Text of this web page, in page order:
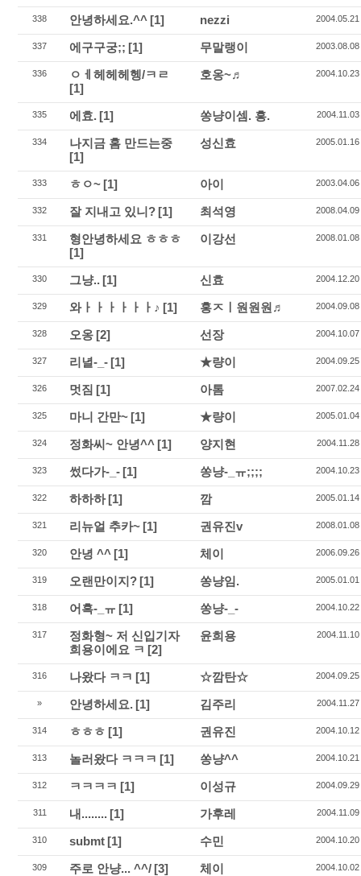
338 안녕하세요.^^ [1] nezzi 2004.05.21
337 에구구궁;; [1] 무말랭이 2003.08.08
336
ㅇㅔ헤헤헤헹/ㅋㄹ
[1]
호옹~♬ 2004.10.23
335 에효. [1] 쏭냥이셈. 흥. 2004.11.03
334
나지금 홈 만드는중
[1]
성신효 2005.01.16
333 ㅎㅇ~ [1] 아이 2003.04.06
332 잘 지내고 있니? [1] 최석영 2008.04.09
331
형안녕하세요 ㅎㅎㅎ
[1]
이강선 2008.01.08
330 그냥.. [1] 신효 2004.12.20
329 와ㅏㅏㅏㅏㅏㅏ♪ [1] 홍ㅈㅣ원원원♬ 2004.09.08
328 오옹 [2] 선장 2004.10.07
327 리녈-_- [1] ★량이 2004.09.25
326 멋짐 [1] 아톰 2007.02.24
325 마니 간만~ [1] ★량이 2005.01.04
324 정화씨~ 안녕^^ [1] 양지현 2004.11.28
323 썼다가-_- [1] 쏭냥-_ㅠ;;;; 2004.10.23
322 하하하[1] 깜 2005.01.14
321 리뉴얼 추카~ [1] 권유진v 2008.01.08
320 안녕 ^^ [1] 체이 2006.09.26
319 오랜만이지? [1] 쏭냥임. 2005.01.01
318 어흑-_ㅠ [1] 쏭냥-_- 2004.10.22
317
정화형~ 저 신입기자
희용이에요 ㅋ [2]
윤희용 2004.11.10
316 나왔다 ㅋㅋ [1] ☆깜탄☆ 2004.09.25
» 안녕하세요. [1] 김주리 2004.11.27
314 ㅎㅎㅎ [1] 권유진 2004.10.12
313 놀러왔다 ㅋㅋㅋ [1] 쏭냥^^ 2004.10.21
312 ㅋㅋㅋㅋ [1] 이성규 2004.09.29
311 내........ [1] 가후레 2004.11.09
310 submt [1] 수민 2004.10.20
309 주로 안냥... ^^/ [3] 체이 2004.10.02